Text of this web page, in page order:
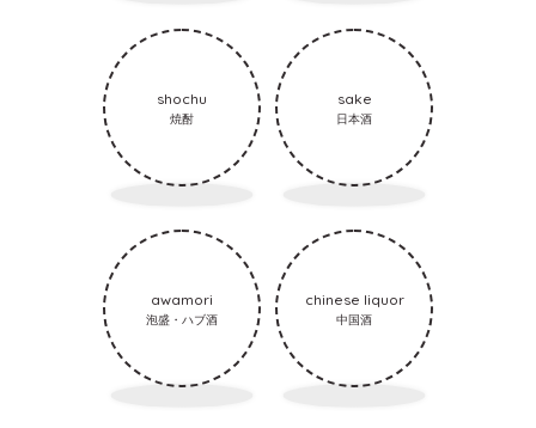
shochu
焼酎
sake
日本酒
awamori
泡盛・ハブ酒
chinese liquor
中国酒